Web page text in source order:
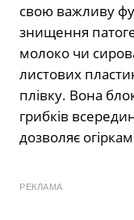
свою важливу
знищення
молоко чи
листових
плівку. Вона
грибків
дозволяє
РЕКЛАМА